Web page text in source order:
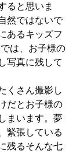
ると思いま
然ではないで
あるキッズフ
は、お子様の
写真に残して
くさん撮影し
だとお子様の
まいます。夢
緊張している
残るそんな七